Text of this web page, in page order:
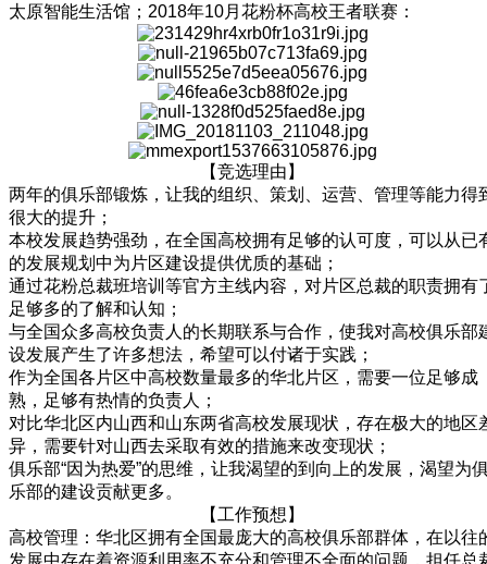
太原智能生活馆；2018年10月花粉杯高校王者联赛：
【竞选理由】
两年的俱乐部锻炼，让我的组织、策划、运营、管理等能力得
很大的提升；
本校发展趋势强劲，在全国高校拥有足够的认可度，可以从已
的发展规划中为片区建设提供优质的基础；
通过花粉总裁班培训等官方主线内容，对片区总裁的职责拥有
足够多的了解和认知；
与全国众多高校负责人的长期联系与合作，使我对高校俱乐部
设发展产生了许多想法，希望可以付诸于实践；
作为全国各片区中高校数量最多的华北片区，需要一位足够成
熟，足够有热情的负责人；
对比华北区内山西和山东两省高校发展现状，存在极大的地区
异，需要针对山西去采取有效的措施来改变现状；
俱乐部“因为热爱”的思维，让我渴望的到向上的发展，渴望为
乐部的建设贡献更多。
【工作预想】
高校管理：华北区拥有全国最庞大的高校俱乐部群体，在以往
发展中存在着资源利用率不充分和管理不全面的问题，担任总